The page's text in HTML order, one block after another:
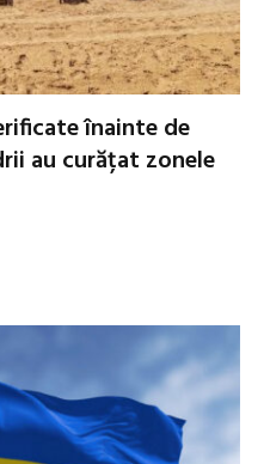
înainte de
au curățat zonele